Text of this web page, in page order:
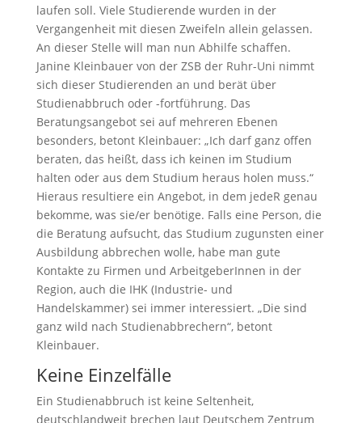
laufen soll. Viele Studierende wurden in der
Vergangenheit mit diesen Zweifeln allein gelassen.
An dieser Stelle will man nun Abhilfe schaffen.
Janine Kleinbauer von der ZSB der Ruhr-Uni nimmt
sich dieser Studierenden an und berät über
Studienabbruch oder -fortführung. Das
Beratungsangebot sei auf mehreren Ebenen
besonders, betont Kleinbauer: „Ich darf ganz offen
beraten, das heißt, dass ich keinen im Studium
halten oder aus dem Studium heraus holen muss.“
Hieraus resultiere ein Angebot, in dem jedeR genau
bekomme, was sie/er benötige. Falls eine Person, die
die Beratung aufsucht, das Studium zugunsten einer
Ausbildung abbrechen wolle, habe man gute
Kontakte zu Firmen und ArbeitgeberInnen in der
Region, auch die IHK (Industrie- und
Handelskammer) sei immer interessiert. „Die sind
ganz wild nach Studienabbrechern“, betont
Kleinbauer.
Keine Einzelfälle
Ein Studienabbruch ist keine Seltenheit,
deutschlandweit brechen laut Deutschem Zentrum